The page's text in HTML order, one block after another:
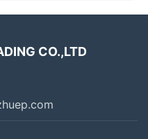
CO.,LTD